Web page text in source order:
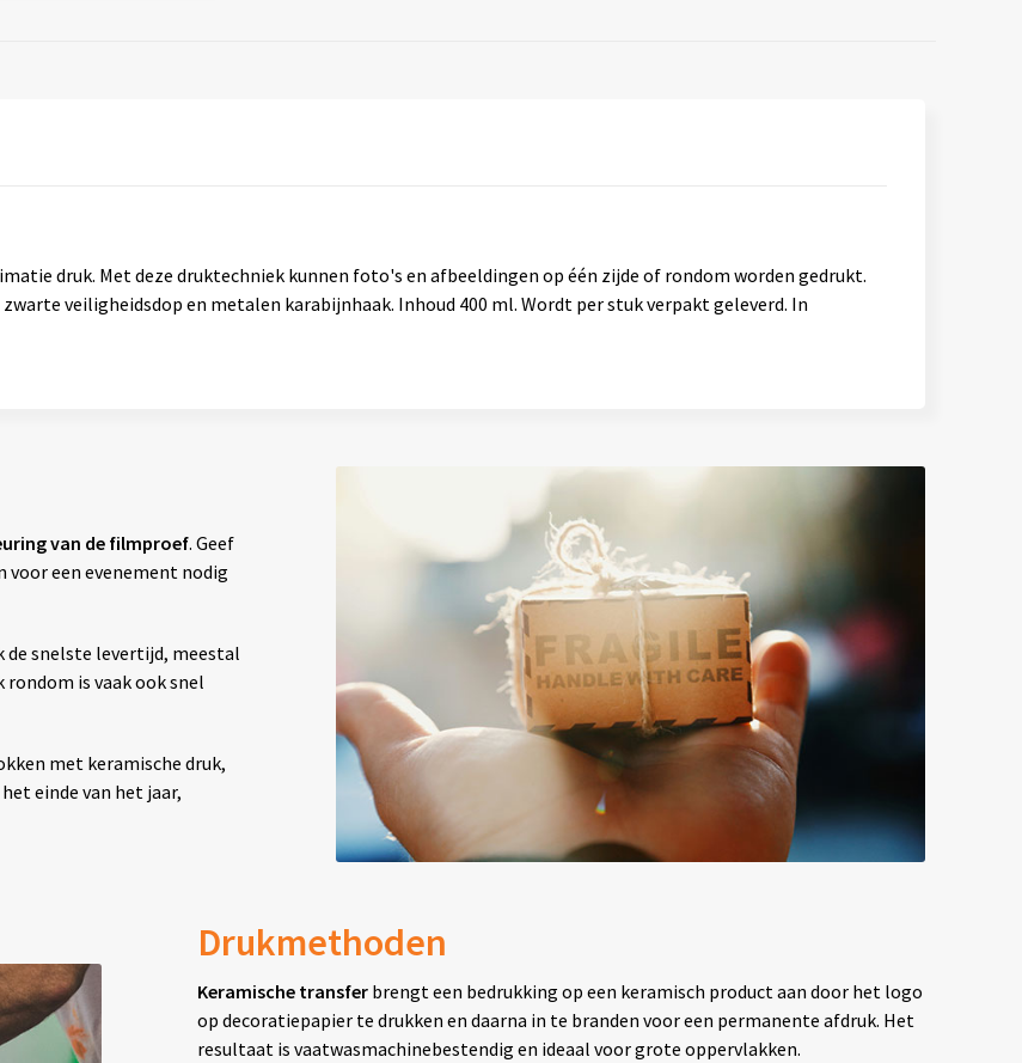
druk. Met deze druktechniek kunnen foto's en afbeeldingen op één zijde of rondom worden gedrukt.
veiligheidsdop en metalen karabijnhaak. Inhoud 400 ml. Wordt per stuk verpakt geleverd. In
van de filmproef. Geef
voor een evenement nodig
de snelste levertijd, meestal
is vaak ook snel
met keramische druk,
einde van het jaar,
Drukmethoden
Keramische transferbrengt een bedrukking op een keramisch product aan door het logo
op decoratiepapier te drukken en daarna in te branden voor een permanente afdruk. Het
resultaat is vaatwasmachinebestendig en ideaal voor grote oppervlakken.